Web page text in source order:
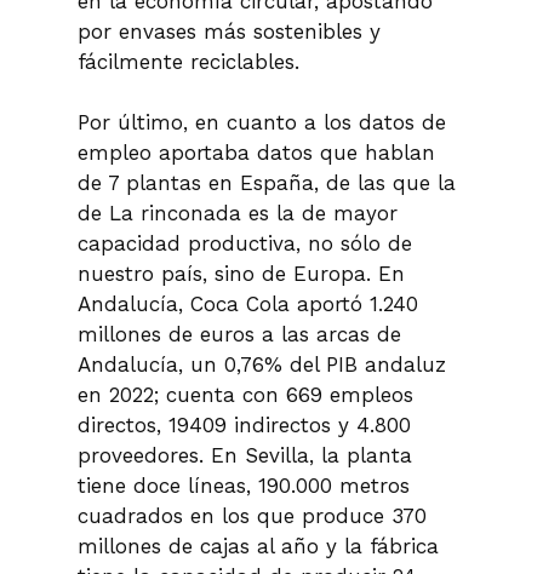
por envases más sostenibles y
fácilmente reciclables.
Por último, en cuanto a los datos de
empleo aportaba datos que hablan
de 7 plantas en España, de las que la
de La rinconada es la de mayor
capacidad productiva, no sólo de
nuestro país, sino de Europa. En
Andalucía, Coca Cola aportó 1.240
millones de euros a las arcas de
Andalucía, un 0,76% del PIB andaluz
en 2022; cuenta con 669 empleos
directos, 19409 indirectos y 4.800
proveedores. En Sevilla, la planta
tiene doce líneas, 190.000 metros
cuadrados en los que produce 370
millones de cajas al año y la fábrica